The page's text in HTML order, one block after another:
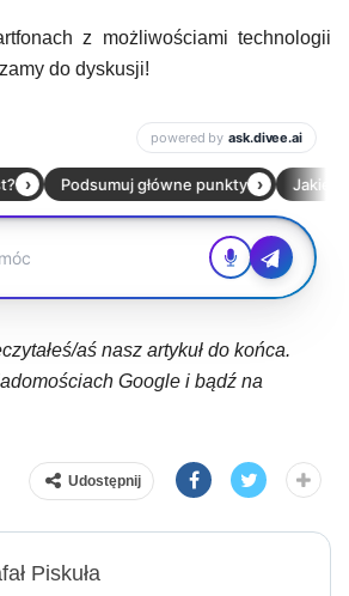
z możliwościami technologii
do dyskusji!
aś nasz artykuł do końca.
Google i bądź na
Udostępnij
Piskuła